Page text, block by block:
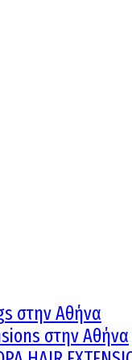
στην Αθήνα
στην Αθήνα